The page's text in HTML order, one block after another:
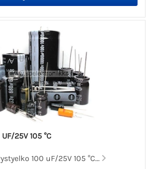
UF/25V 105 °C
100 uF/25V 105 °C...